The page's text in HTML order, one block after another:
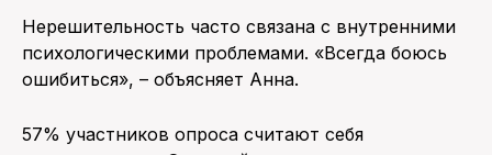
Нерешительность часто связана с внутренними
психологическими проблемами. «Всегда боюсь
ошибиться», – объясняет Анна.
57% участников опроса считают себя